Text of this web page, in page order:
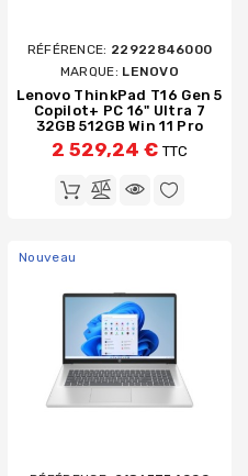
RÉFÉRENCE: 22922846000
MARQUE: LENOVO
Lenovo ThinkPad T16 Gen 5
Copilot+ PC 16" Ultra 7
32GB 512GB Win 11 Pro
2 529,24 € TTC
Nouveau